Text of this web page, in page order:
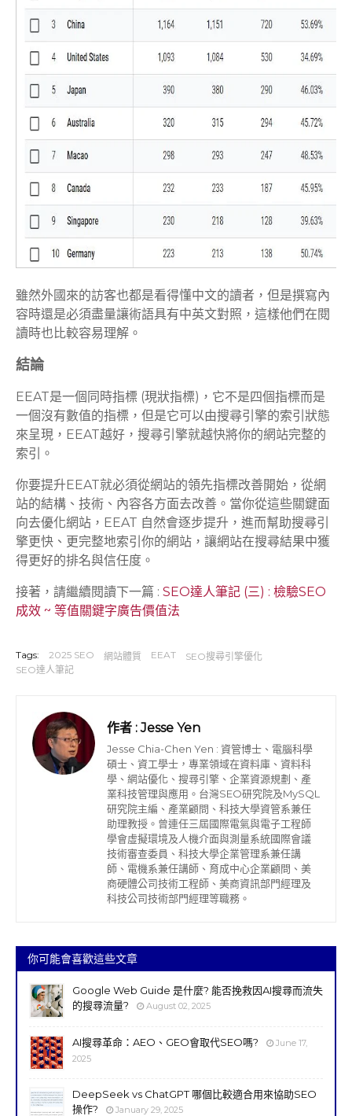
雖然外國來的訪客也都是看得懂中文的讀者，但是撰寫內
容時還是必須盡量讓術語具有中英文對照，這樣他們在閱
讀時也比較容易理解。
結論
EEAT是一個同時指標 (現狀指標)，它不是四個指標而是
一個沒有數值的指標，但是它可以由搜尋引擎的索引狀態
來呈現，EEAT越好，搜尋引擎就越快將你的網站完整的
索引。
你要提升EEAT就必須從網站的領先指標改善開始，從網
站的結構、技術、內容各方面去改善。當你從這些關鍵面
向去優化網站，EEAT 自然會逐步提升，進而幫助搜尋引
擎更快、更完整地索引你的網站，讓網站在搜尋結果中獲
得更好的排名與信任度。
接著，請繼續閱讀下一篇 : SEO達人筆記 (三) : 檢驗SEO
成效 ~ 等值關鍵字廣告價值法
Tags: 2025 SEO 網站體質 EEAT
SEO搜尋引擎優化
SEO達人筆記
作者 :Jesse Yen
Jesse Chia-Chen Yen : 資管博士、電腦科學
碩士、資工學士，專業領域在資料庫、資料科
學、網站優化、搜尋引擎、企業資源規劃、產
業科技管理與應用。台灣SEO研究院及MySQL
研究院主編、產業顧問、科技大學資管系兼任
助理教授。曾連任三屆國際電氣與電子工程師
學會虛擬環境及人機介面與測量系統國際會議
技術審查委員、科技大學企業管理系兼任講
師、電機系兼任講師、育成中心企業顧問、美
商硬體公司技術工程師、美商資訊部門經理及
科技公司技術部門經理等職務。
你可能會喜歡這些文章
Google Web Guide 是什麼? 能否挽救因AI搜尋而流失
的搜尋流量?
August 02, 2025
AI搜尋革命：AEO、GEO會取代SEO嗎?
June 17,
2025
DeepSeek vs ChatGPT 哪個比較適合用來協助SEO
操作?
January 29, 2025